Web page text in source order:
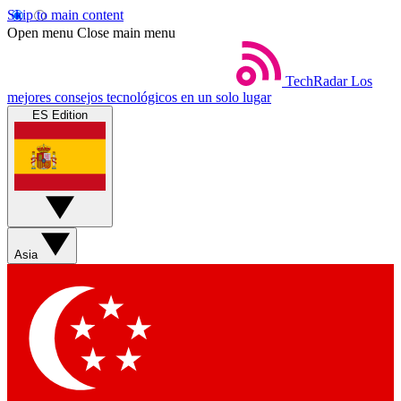
Skip to main content
Open menu Close main menu
TechRadar Los
mejores consejos tecnológicos en un solo lugar
ES Edition
Asia